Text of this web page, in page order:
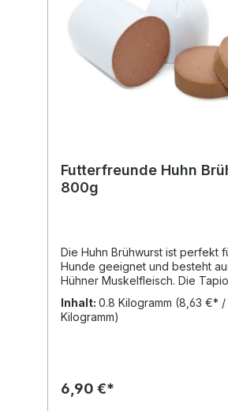
Futterfreunde Huhn
800g
Die Huhn Brühwurst ist perfekt
Hunde geeignet und besteht
Hühner Muskelfleisch. Die
als natürliches, glutunfreies und
hypoallergenes Bindemittel
macht die Wurst besonders
Zusammensetzung: Rohprotein
Inhalt: 0.8 Kilogramm (8,63 €* /
Kilogramm)
6,90 €*